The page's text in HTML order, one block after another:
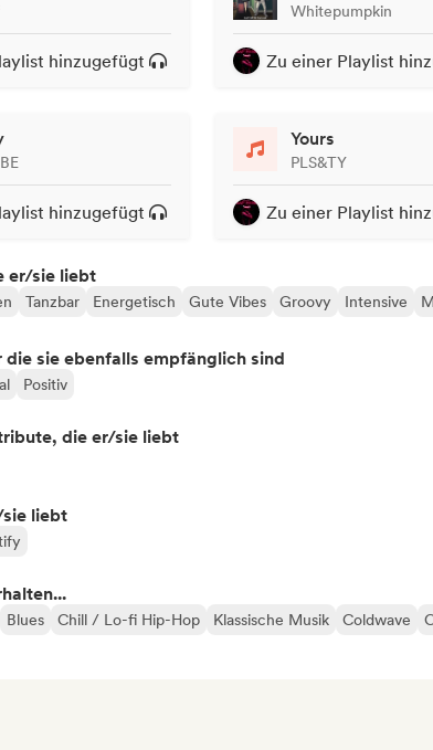
hinzugefügt
Whitepumpkin
Zu einer Playlist
hinzugefügt
Yours
PLS&TY
Zu einer Playlist
er/sie liebt
Tanzbar Energetisch Gute Vibes Groovy Intensive
sie ebenfalls empfänglich sind
Positiv
die er/sie liebt
liebt
Blues Chill / Lo-fi Hip-Hop Klassische Musik Coldwave